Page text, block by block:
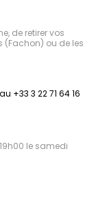
de retirer vos
(Fachon) ou de les
+33 3 22 71 64 16
le samedi